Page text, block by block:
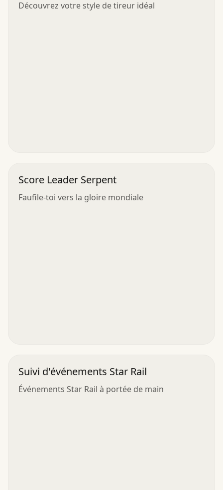
Découvrez votre style de tireur idéal
Score Leader Serpent
Faufile-toi vers la gloire mondiale
Suivi d'événements Star Rail
Événements Star Rail à portée de main